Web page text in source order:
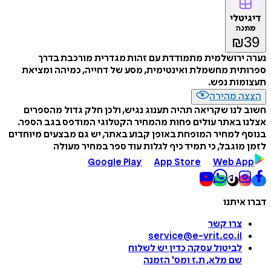
דיגיטלי
מתנה
₪39
נערה ירושלמית מתמודדת עם זהות מגדרית מורכבת בדרך
ספרותית מחשמלת ואינטימית, מסע של דחייה, כמיהה ומציאת
תעצומות נפש.
הצצה מהירה
חשוב לנו שקריאה תהיה תענוג נגיש, ולכן חלק גדול מהספרים
אצלנו באתר עולים פחות מהמחיר הקטלוגי המודפס בגב הספר.
בנוסף למחיר המופחת באופן קבוע באתר, יש גם מבצעים מיוחדים
לזמן מוגבל, כי תמיד כיף לגלות עוד ספר במחיר מעולה
Google Play
App Store Web App
דברו איתנו
צרו קשר
service@e-vrit.co.il
לביטול עסקה כדין יש לשלוח
שם מלא, ת.ז ומס' הזמנה